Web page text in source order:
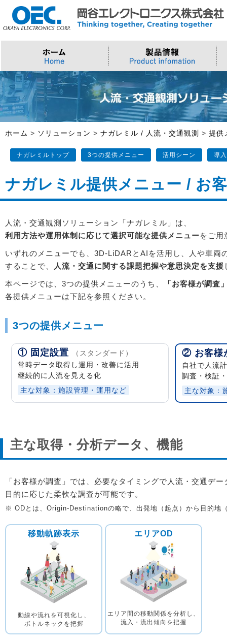
プロセッサ
>Intel (IoT/Embedded)
>Intel (PC)
>Intel Arc Graphics
ソフトウェア・クラウド
>Microsoft Azure
>Windows IoT
>Trellix
>AI・IoTソリューション
>インテル IoTソリューション
>評価開発キット
>LLMソリューション
スマートシティ・DX
>ナガレミル / 人流・交通
>会社概要 >トップメッセージ
>製品・御見積お問い合わせ >その他・採用お問い合わせ
ホーム > ソリューション > ナガレミル / 人流・交通観測 > 提供
ナガレミルトップ 3つの提供メニュー 活用シーン 導
ナガレミル提供メニュー / お
人流・交通観測ソリューション「ナガレミル」は、
利用方法や運用体制に応じて選択可能な提供メニューをご用
いずれのメニューでも、3D-LiDARとAIを活用し、人や車両
することで、
人流・交通に関する課題把握や意思決定を支援
本ページでは、3つの提供メニューのうち、
「お客様が調査
各提供メニューは下記を参照ください。
3つの提供メニュー
① 固定設置
（スタンダード）
常時データ取得し運用・改善に活用
継続的に人流を見える化
主な対象：施設管理・運用など
② お客様
自社で人流
調査・検証
主な対象：
主な取得・分析データ、機能
「お客様が調査」では、必要なタイミングで人流・交通デ
目的に応じた柔軟な調査が可能です。
※ ODとは、Origin-Destinationの略で、出発地（起点）から目的地
移動軌跡表示
動線や流れを可視化し、
ボトルネックを把握
エリアOD
エリア間の移動関係を分析し、
流入・流出傾向を把握